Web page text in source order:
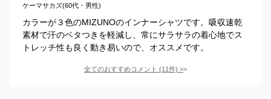
ケーマサカズ(60代・男性)
カラーが３色のMIZUNOのインナーシャツです。吸収速乾
素材で汗のベタつきを軽減し、常にサラサラの着心地でス
トレッチ性も良く動き易いので、オススメです。
全てのおすすめコメント (11件) >